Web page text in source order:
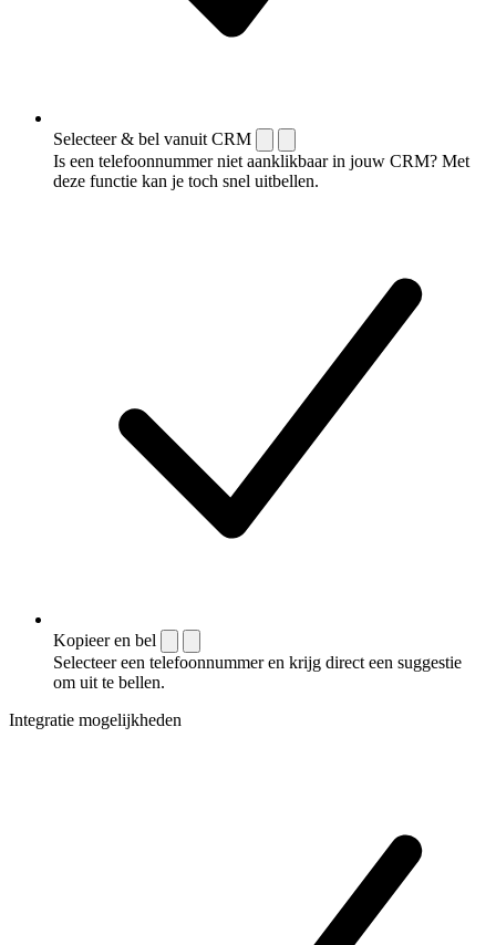
Selecteer & bel vanuit CRM
Is een telefoonnummer niet aanklikbaar in jouw CRM? Met
deze functie kan je toch snel uitbellen.
Kopieer en bel
Selecteer een telefoonnummer en krijg direct een suggestie
om uit te bellen.
Integratie mogelijkheden